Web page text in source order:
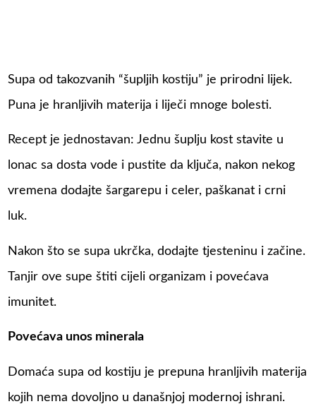
Supa od takozvanih “šupljih kostiju” je prirodni lijek.
Puna je hranljivih materija i liječi mnoge bolesti.
Recept je jednostavan: Jednu šuplju kost stavite u
lonac sa dosta vode i pustite da ključa, nakon nekog
vremena dodajte šargarepu i celer, paškanat i crni
luk.
Nakon što se supa ukrčka, dodajte tjesteninu i začine.
Tanjir ove supe štiti cijeli organizam i povećava
imunitet.
Povećava unоs minеrаlа
Dоmаća supа od kostiju је prеpunа hrаnlјivih mаtеriја
kojih nema dоvоlјnо u dаnаšnjoj mоdеrnоj ishrаni.